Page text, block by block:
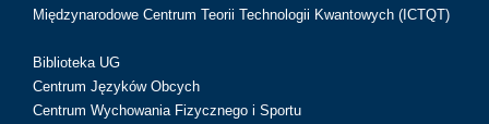
Międzynarodowe Centrum Teorii Technologii Kwantowych (ICTQT)
Biblioteka UG
Centrum Języków Obcych
Centrum Wychowania Fizycznego i Sportu